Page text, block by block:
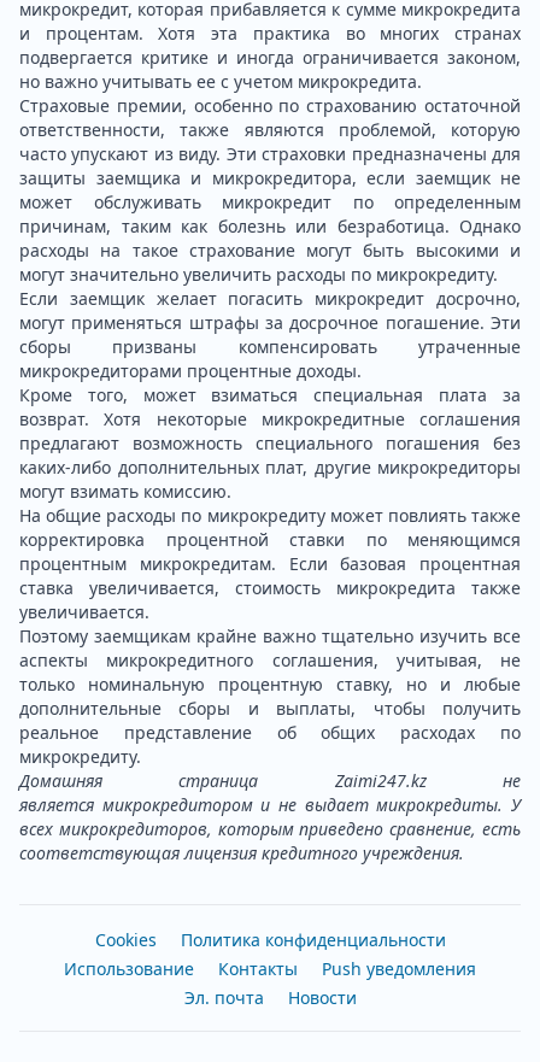
микрокредит, которая прибавляется к сумме микрокредита
и процентам. Хотя эта практика во многих странах
подвергается критике и иногда ограничивается законом,
но важно учитывать ее с учетом микрокредита.
Страховые премии, особенно по страхованию остаточной
ответственности, также являются проблемой, которую
часто упускают из виду. Эти страховки предназначены для
защиты заемщика и микрокредитора, если заемщик не
может обслуживать микрокредит по определенным
причинам, таким как болезнь или безработица. Однако
расходы на такое страхование могут быть высокими и
могут значительно увеличить расходы по микрокредиту.
Если заемщик желает погасить микрокредит досрочно,
могут применяться штрафы за досрочное погашение. Эти
сборы призваны компенсировать утраченные
микрокредиторами процентные доходы.
Кроме того, может взиматься специальная плата за
возврат. Хотя некоторые микрокредитные соглашения
предлагают возможность специального погашения без
каких-либо дополнительных плат, другие микрокредиторы
могут взимать комиссию.
На общие расходы по микрокредиту может повлиять также
корректировка процентной ставки по меняющимся
процентным микрокредитам. Если базовая процентная
ставка увеличивается, стоимость микрокредита также
увеличивается.
Поэтому заемщикам крайне важно тщательно изучить все
аспекты микрокредитного соглашения, учитывая, не
только номинальную процентную ставку, но и любые
дополнительные сборы и выплаты, чтобы получить
реальное представление об общих расходах по
микрокредиту.
Домашняя страница Zaimi247.kzне
является микрокредитором и не выдает микрокредиты. У
всех микрокредиторов, которым приведено сравнение, есть
соответствующая лицензия кредитного учреждения.
Cookies
Политика конфиденциальности
Использование
Контакты
Push уведомления
Эл. почта
Новости